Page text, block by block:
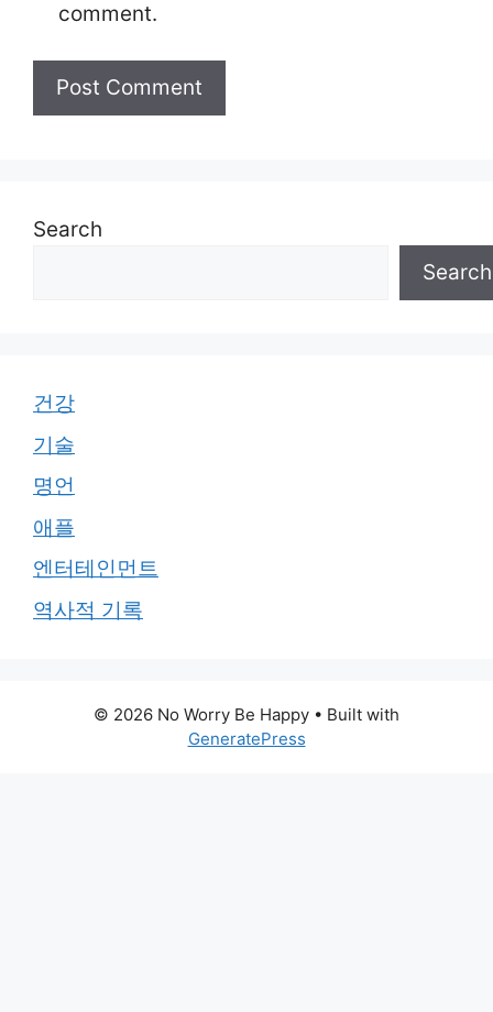
comment.
Search
Search
건강
기술
명언
애플
엔터테인먼트
역사적 기록
© 2026 No Worry Be Happy • Built with
GeneratePress